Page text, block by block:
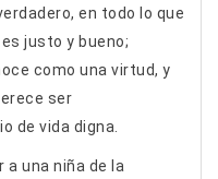
en todo lo que
justo y bueno;
como una virtud, y
ser
de vida digna.
una niña de la